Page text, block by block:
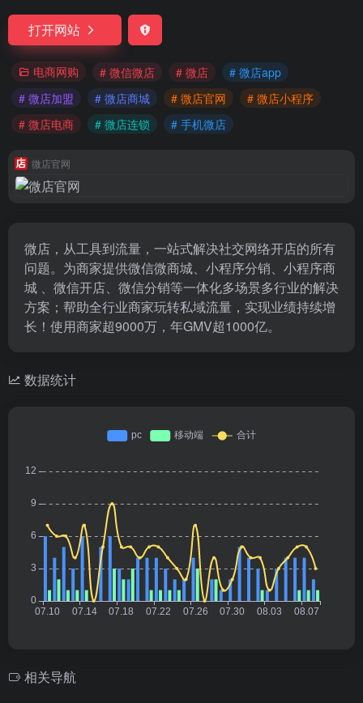
打开网站
电商网购 # 微信微店 # 微店
# 微店app
# 微店加盟
# 微店商城 # 微店官网
# 微店小程序
# 微店电商
# 微店连锁 # 手机微店
微店官网
微店，从工具到流量，一站式解决社交网络开店的所有
问题。为商家提供微信微商城、小程序分销、小程序商
城 、微信开店、微信分销等一体化多场景多行业的解决
方案；帮助全行业商家玩转私域流量，实现业绩持续增
长！使用商家超9000万，年GMV超1000亿。
数据统计
相关导航